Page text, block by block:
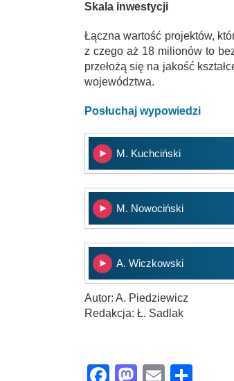
Skala inwestycji
Łączna wartość projektów,
z czego aż 18 milionów to
przełożą się na jakość
województwa.
Posłuchaj wypowiedzi
M. Kuchciński
M. Nowociński
A. Wiczkowski
Autor: A. Piedziewicz
Redakcja: Ł. Sadlak
Facebook
Mastodon
Email